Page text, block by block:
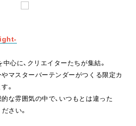
-
心に、クリエイターたちが集結。
マスターバーテンダーがつくる限定カ
。
な雰囲気の中で、いつもとは違った
さい。